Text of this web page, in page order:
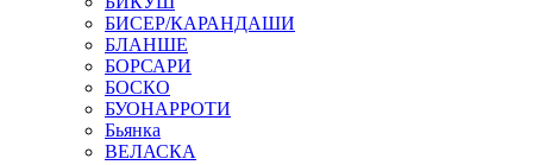
БИСЕР/КАРАНДАШИ
БЛАНШЕ
БОРСАРИ
БОСКО
БУОНАРРОТИ
Бьянка
ВЕЛАСКА